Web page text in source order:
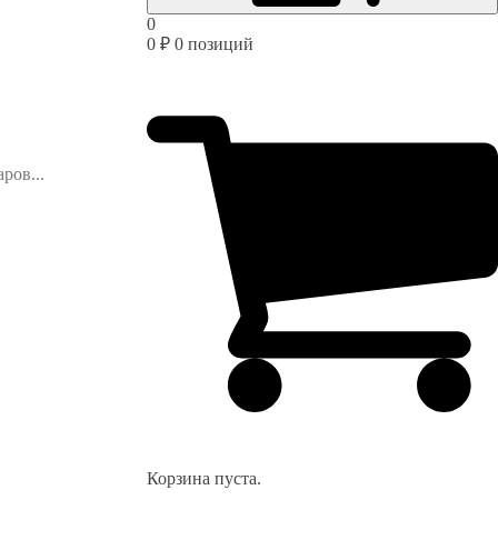
0
0 ₽ 0 позиций
Корзина пуста.